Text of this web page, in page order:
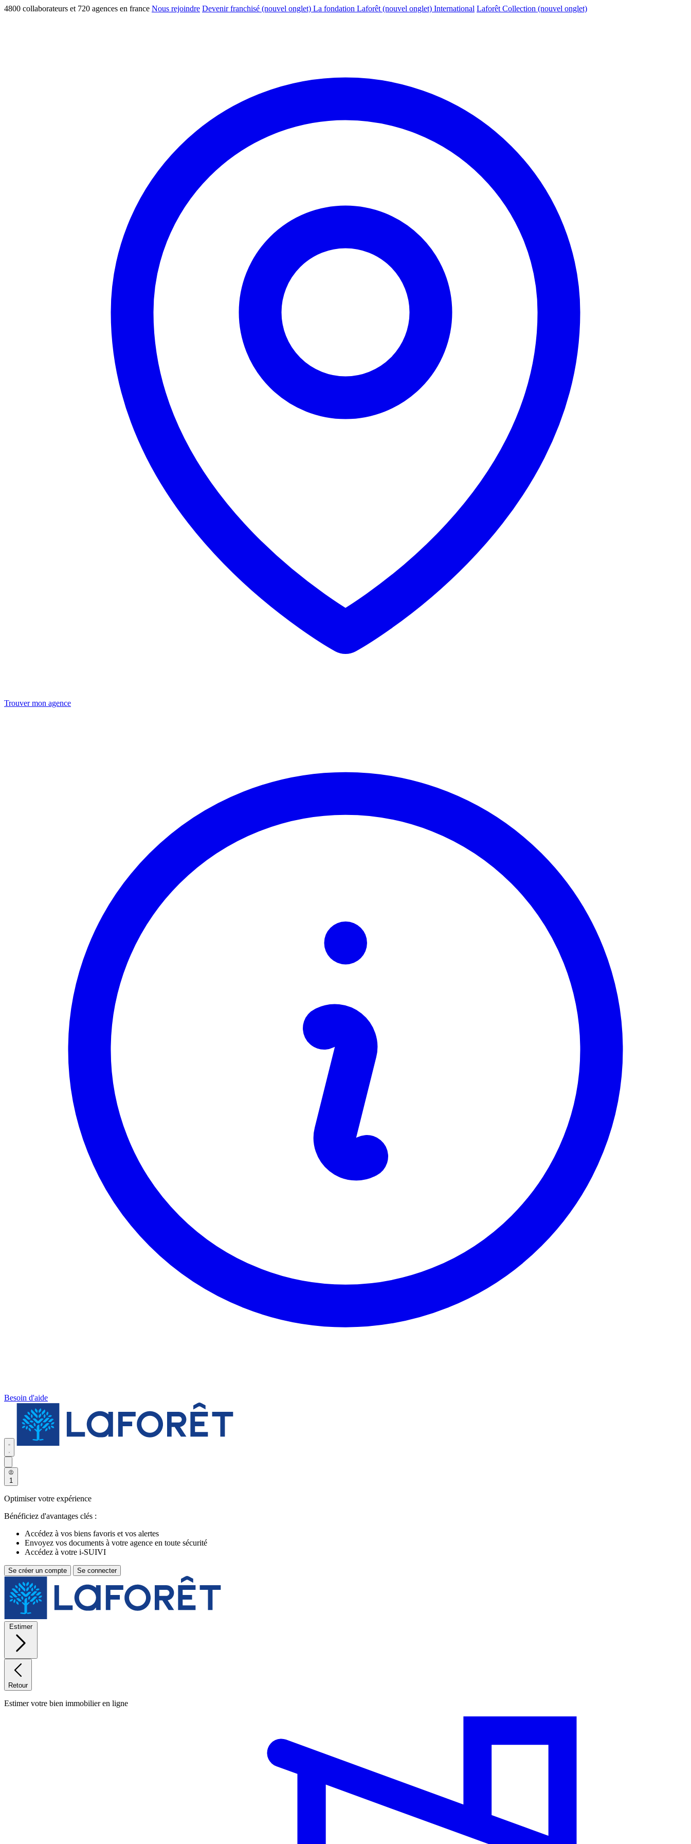
4800 collaborateurs et 720 agences en france Nous rejoindre Devenir franchisé (nouvel onglet) La fondation Laforêt (nouvel onglet) International Laforêt Collection (nouvel onglet)
Trouver mon agence
Besoin d'aide
1
Optimiser votre expérience
Bénéficiez d'avantages clés :
Accédez à vos biens favoris et vos alertes
Envoyez vos documents à votre agence en toute sécurité
Accédez à votre i-SUIVI
Se créer un compte Se connecter
Estimer
Retour
Estimer votre bien immobilier en ligne